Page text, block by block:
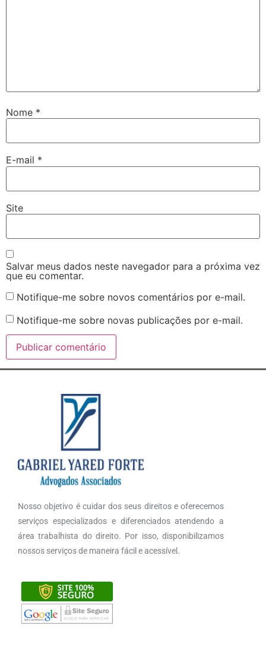
Nome *
E-mail *
Site
Salvar meus dados neste navegador para a próxima vez
que eu comentar.
Notifique-me sobre novos comentários por e-mail.
Notifique-me sobre novas publicações por e-mail.
Nosso objetivo é cuidar dos seus direitos e oferecemos
serviços especializados e diferenciados atendendo a
área trabalhista do direito. Por isso, disponibilizamos
nossos serviços de maneira fácil e acessível.